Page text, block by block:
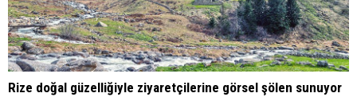
Rize doğal güzelliğiyle ziyaretçilerine görsel şölen sunuyor